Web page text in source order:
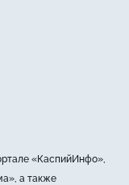
«КаспийИнфо»,
а также